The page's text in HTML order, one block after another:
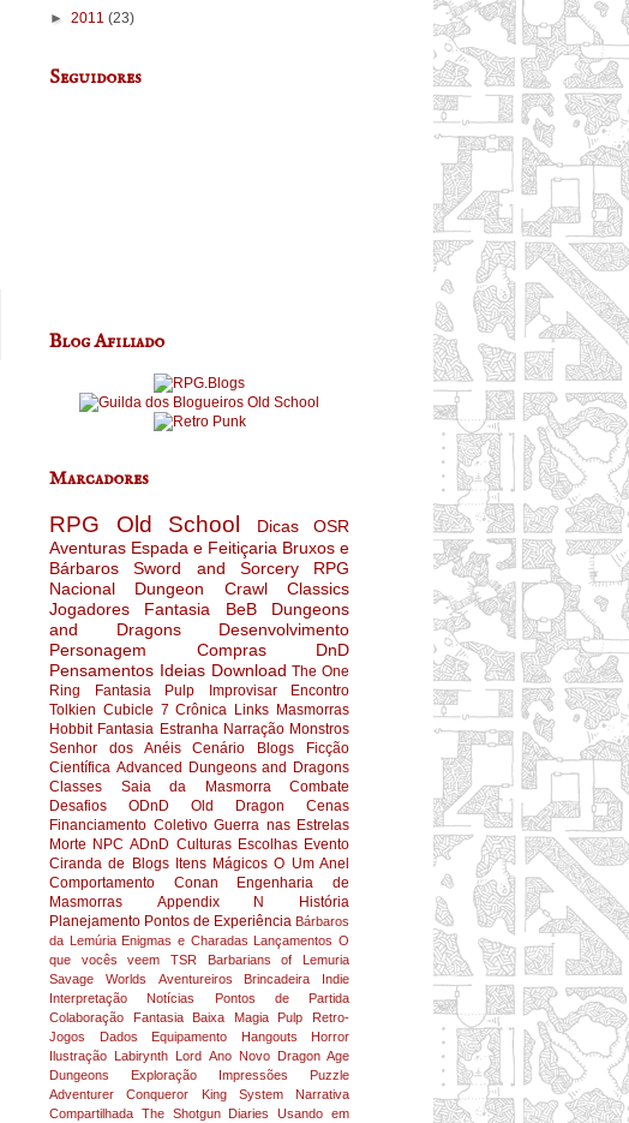
► 2011 (23)
Seguidores
Blog Afiliado
Marcadores
RPG Old School Dicas
OSR
Aventuras Espada e Feitiçaria Bruxos e
Bárbaros
Sword and Sorcery
RPG
Nacional
Dungeon Crawl Classics
Jogadores
Fantasia BeB
Dungeons
and Dragons
Desenvolvimento
Personagem
Compras
DnD
Pensamentos Ideias Download The One
Ring
Fantasia Pulp Improvisar
Encontro
Tolkien Cubicle 7 Crônica Links Masmorras
Hobbit Fantasia Estranha Narração Monstros
Senhor dos Anéis
Cenário Blogs
Ficção
Científica Advanced Dungeons and Dragons
Classes
Saia da Masmorra
Combate
Desafios
ODnD Old Dragon
Cenas
Financiamento Coletivo Guerra nas Estrelas
Morte NPC ADnD Culturas Escolhas Evento
Ciranda de Blogs
Itens Mágicos O Um Anel
Comportamento
Conan
Engenharia de
Masmorras
Appendix N
História
Planejamento Pontos de Experiência Bárbaros
da Lemúria Enigmas e Charadas Lançamentos O
que vocês veem
TSR
Barbarians of Lemuria
Savage Worlds
Aventureiros Brincadeira
Indie
Interpretação
Notícias
Pontos de Partida
Colaboração
Fantasia Baixa Magia Pulp
Retro-
Jogos
Dados Equipamento Hangouts
Horror
Ilustração Labirynth Lord Ano Novo Dragon Age
Dungeons
Exploração Impressões
Puzzle
Adventurer Conqueror King System
Narrativa
Compartilhada The Shotgun Diaries Usando em